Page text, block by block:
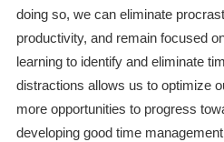
doing so, we can eliminate
productivity, and remain focused
learning to identify and eliminate
distractions allows us to optimize
more opportunities to progress
developing good time